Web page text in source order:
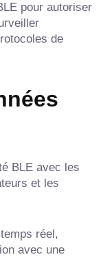
pour autoriser
de
BLE avec les
et les
réel,
avec une